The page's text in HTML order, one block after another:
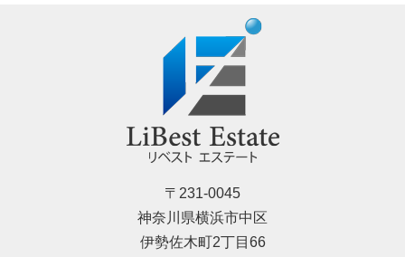
〒231-0045
神奈川県横浜市中区
伊勢佐木町2丁目66